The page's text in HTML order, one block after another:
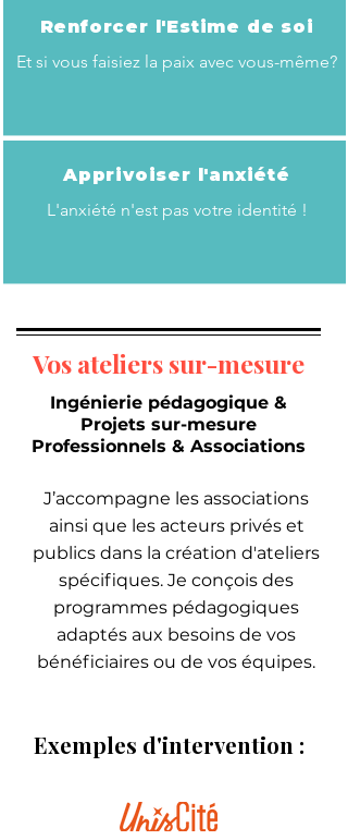
Renforcer l'Estime de soi
Et si vous faisiez la paix avec vous-même?
Apprivoiser l'anxiété
L'anxiété n'est pas votre identité !
Vos ateliers sur-mesure
Ingénierie pédagogique &
Projets sur-mesure
Professionnels & Associations
J’accompagne les associations
ainsi que les acteurs privés et
publics dans la création d'ateliers
spécifiques. Je conçois des
programmes pédagogiques
adaptés aux besoins de vos
bénéficiaires ou de vos équipes.
Exemples d'intervention :